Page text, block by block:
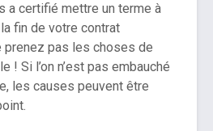
a certifié mettre un terme à
fin de votre contrat
prenez pas les choses de
! Si l’on n’est pas embauché
les causes peuvent être